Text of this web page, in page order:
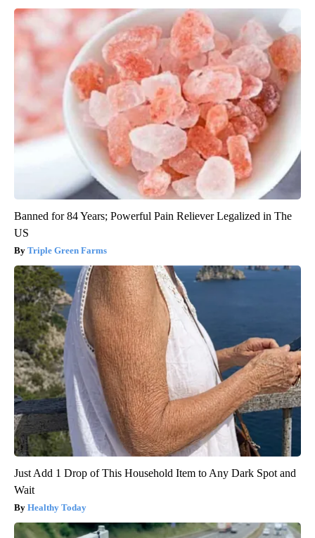
Banned for 84 Years; Powerful Pain Reliever Legalized in The
US
Triple Green Farms
Just Add 1 Drop of This Household Item to Any Dark Spot and
Wait
Healthy Today